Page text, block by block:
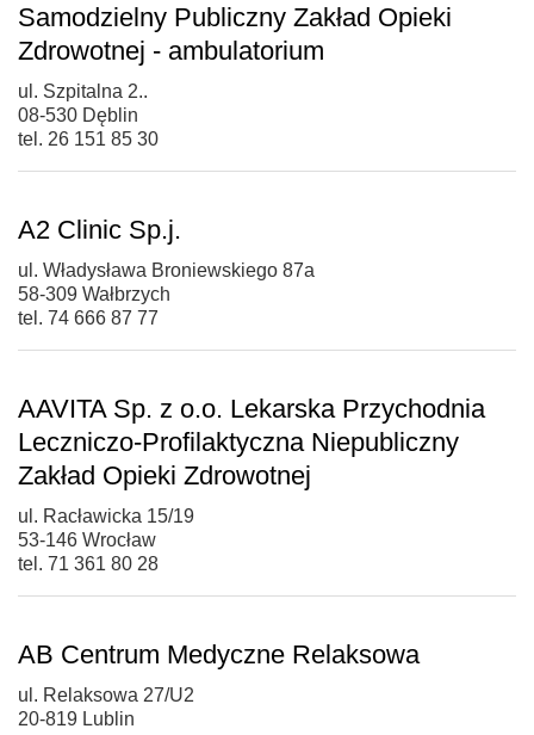
Samodzielny Publiczny Zakład Opieki
Zdrowotnej - ambulatorium
ul. Szpitalna 2..
08-530 Dęblin
tel. 26 151 85 30
A2 Clinic Sp.j.
ul. Władysława Broniewskiego 87a
58-309 Wałbrzych
tel. 74 666 87 77
AAVITA Sp. z o.o. Lekarska Przychodnia
Leczniczo-Profilaktyczna Niepubliczny
Zakład Opieki Zdrowotnej
ul. Racławicka 15/19
53-146 Wrocław
tel. 71 361 80 28
AB Centrum Medyczne Relaksowa
ul. Relaksowa 27/U2
20-819 Lublin